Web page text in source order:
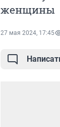
женщины
27 мая 2024, 17:45